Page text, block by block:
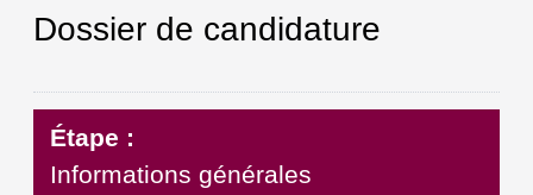
Dossier de candidature
Étape :
Informations générales